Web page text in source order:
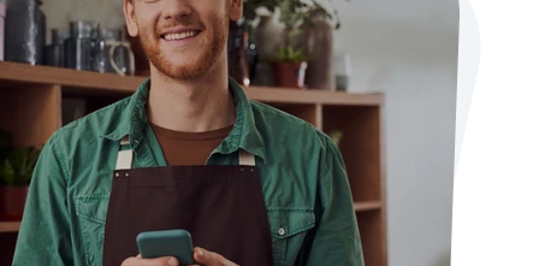
und überall
Baukasten
ohne Programmierkenntnisse
erstellen
Unternehmen noch heute online
lassen Sehr beliebt
Rankingcoach
Schnell und einfach an die Spitze bei Google
Premium Services
Individuelle technische Unterstützung
Google Anzeigen
Sofort sichtbar bei Google
Banner-Werbung
Deine Anzeigen auf anderen
Social Media Marketing